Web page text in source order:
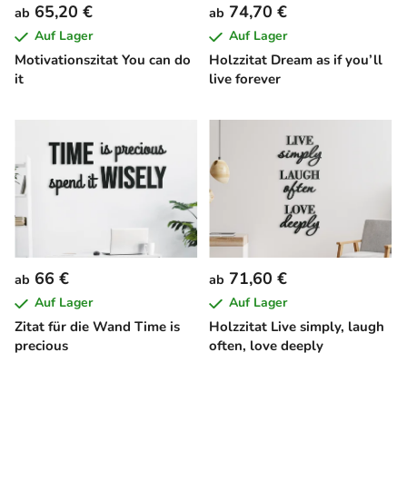
Motivationszitat You can do
it
ab 65,20 €
Auf Lager
Holzzitat Dream as if you’ll
live forever
ab 74,70 €
Auf Lager
Zitat für die Wand Time is
precious
ab 66 €
Auf Lager
Holzzitat Live simply, laugh
often, love deeply
ab 71,60 €
Auf Lager